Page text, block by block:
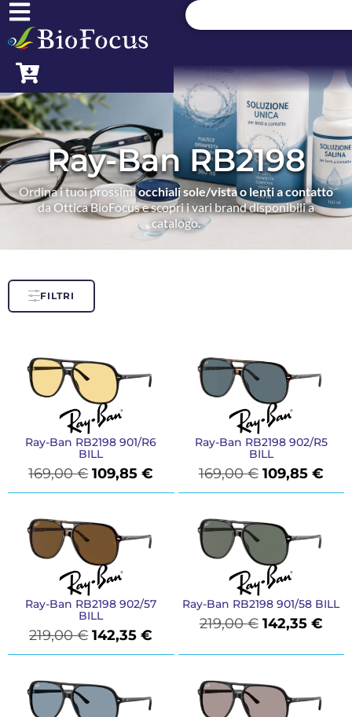
Ray-Ban RB2198
Ordina i tuoi prossimiocchiali sole/vista o lenti a contatto
da Ottica BioFocus e scopri i vari brand disponibili a
catalogo.
FILTRI
Ray-Ban RB2198 901/R6
BILL
169,00€ 109,85€
Ray-Ban RB2198 902/R5
BILL
169,00€ 109,85 €
Ray-Ban RB2198 902/57
BILL
219,00€ 142,35€
Ray-Ban RB2198 901/58 BILL
219,00€ 142,35 €